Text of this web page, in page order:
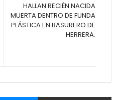
HALLAN RECIÉN NACIDA
MUERTA DENTRO DE FUNDA
PLÁSTICA EN BASURERO DE
HERRERA.